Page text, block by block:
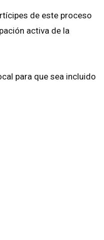
de este proceso
activa de la
para que sea incluido